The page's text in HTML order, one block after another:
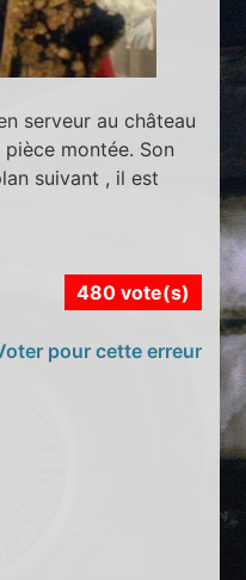
serveur au château
montée. Son
suivant , il est
480 vote(s)
pour cette erreur